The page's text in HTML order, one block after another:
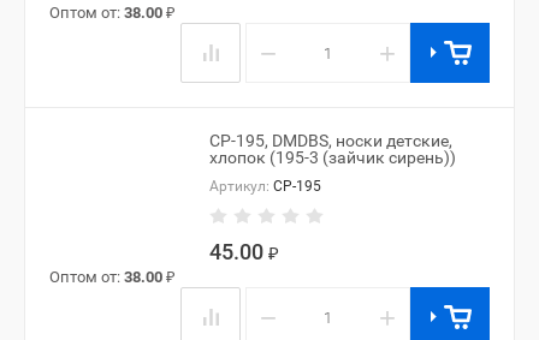
Оптом от: 38.00 ₽
− +
CP-195, DMDBS, носки детские,
хлопок (195-3 (зайчик сирень))
Артикул: CP-195
45.00 ₽
Оптом от: 38.00 ₽
− +